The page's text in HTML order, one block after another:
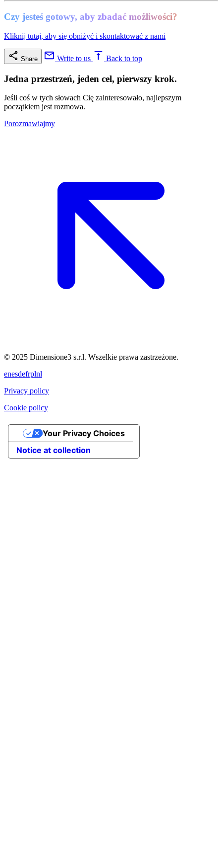
Czy jesteś gotowy, aby zbadać możliwości?
Kliknij tutaj, aby się obniżyć i skontaktować z nami
Share Write to us Back to top
Jedna przestrzeń, jeden cel, pierwszy krok.
Jeśli coś w tych słowach Cię zainteresowało, najlepszym
początkiem jest rozmowa.
Porozmawiajmy
© 2025 Dimensione3 s.r.l. Wszelkie prawa zastrzeżone.
enesdefrplnl
Privacy policy
Cookie policy
Notice at collection
Your Privacy Choices